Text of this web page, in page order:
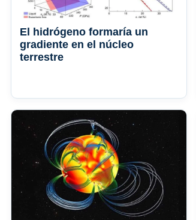
El hidrógeno formaría un
gradiente en el núcleo
terrestre